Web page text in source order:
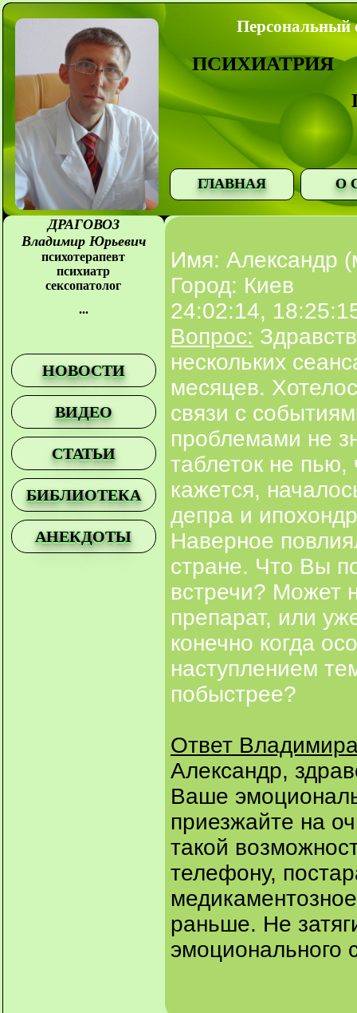
Персональный
ПСИХИАТРИЯ
ГЛАВНАЯ О
ДРАГОВОЗ
Владимир Юрьевич
психотерапевт
психиатр
сексопатолог
...
НОВОСТИ
ВИДЕО
СТАТЬИ
БИБЛИОТЕКА
АНЕКДОТЫ
Имя: Александр
Город: Киев
24:02:14,
Вопрос:
нескольких
месяцев.
связи с
проблемами не
таблеток не пью,
кажется,
депра и
Наверное
стране. Что Вы
встречи? Может
препарат, или
конечно когда
наступлением
побыстрее?
Ответ
Александр,
Ваше
приезжайте на
такой
телефону,
раньше. Не
эмоционального